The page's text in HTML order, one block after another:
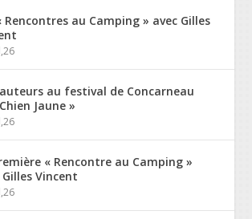
Rencontres au Camping » avec Gilles
au festival de Concarneau
Jaune »
« Rencontre au Camping »
Gilles Vincent